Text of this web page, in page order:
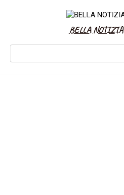
BELLA NOTIZIA
Search: